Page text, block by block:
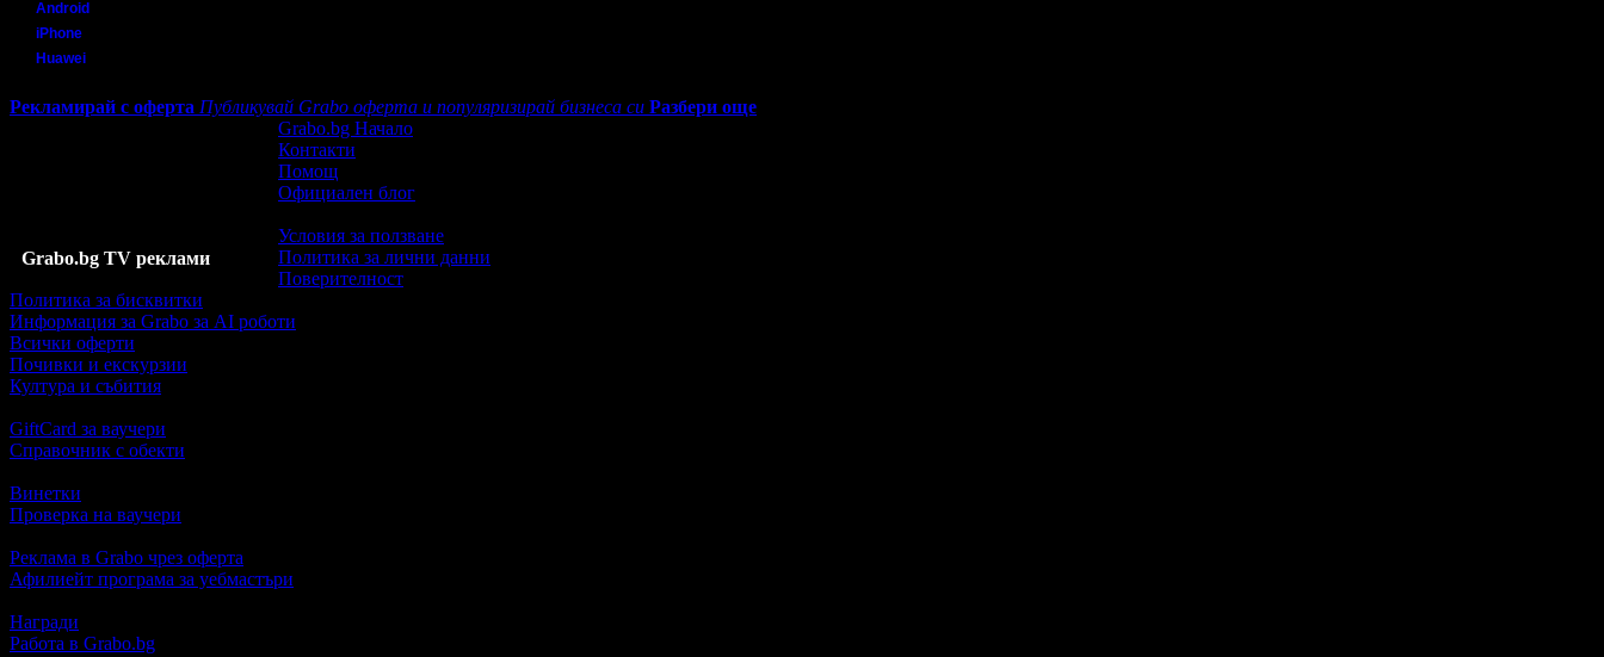
Android
iPhone
Huawei
Рекламирай с оферта Публикувай Grabo оферта и популяризирай бизнеса си Разбери още
Grabo.bg TV реклами
Grabo.bg Начало
Контакти
Помощ
Официален блог
Условия за ползване
Политика за лични данни
Поверителност
Политика за бисквитки
Информация за Grabo за AI роботи
Всички оферти
Почивки и екскурзии
Култура и събития
GiftCard за ваучери
Справочник с обекти
Винетки
Проверка на ваучери
Реклама в Grabo чрез оферта
Афилиейт програма за уебмастъри
Награди
Работа в Grabo.bg